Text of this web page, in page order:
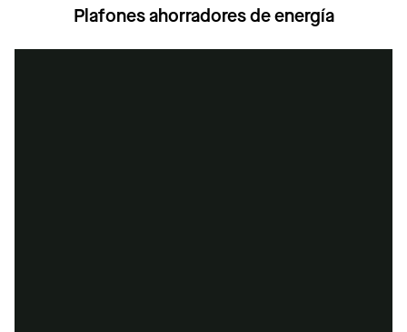
Plafones ahorradores de energía